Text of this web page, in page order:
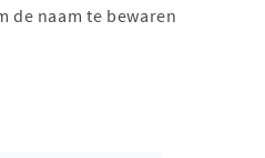
de naam te bewaren